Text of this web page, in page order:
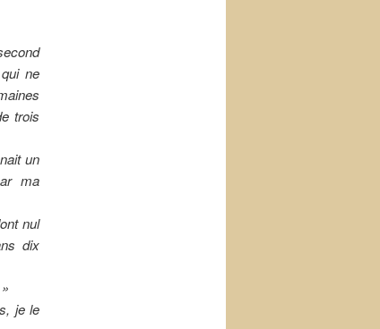
ne
trois
un
ma
nul
dix
je le